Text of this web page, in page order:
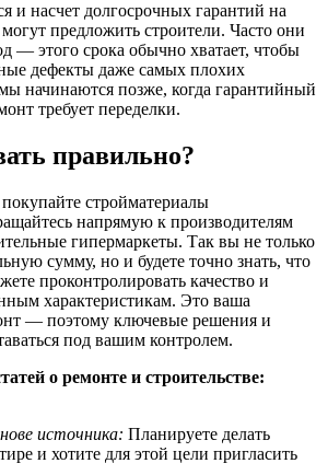
и насчет долгосрочных гарантий на
предложить строители. Часто они
— этого срока обычно хватает, чтобы
дефекты даже самых плохих
начинаются позже, когда гарантийный
требует переделки.
правильно?
стройматериалы
напрямую к производителям
гипермаркеты. Так вы не только
сумму, но и будете точно знать, что
проконтролировать качество и
характеристикам. Это ваша
— поэтому ключевые решения и
под вашим контролем.
о ремонте и строительстве:
источника: Планируете делать
и хотите для этой цели пригласить